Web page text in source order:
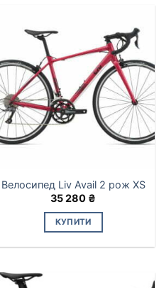
Велосипед Liv Avail 2 рож XS
35 280 ₴
КУПИТИ